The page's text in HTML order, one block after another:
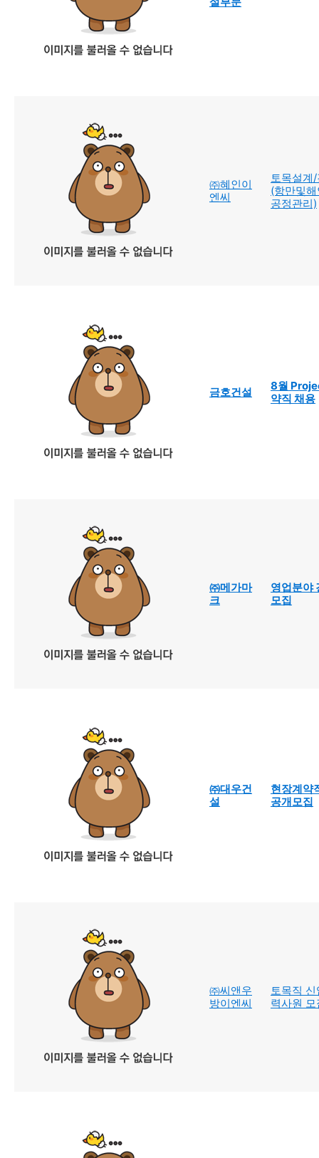
㈜혜인이
엔씨
토목설계
(항만및
공정관리)
금호건설
8월
약직 채용
㈜메가마
크
영업분야
모집
㈜대우건
설
현장계약
공개모집
㈜씨앤우
방이엔씨
토목직
력사원 모